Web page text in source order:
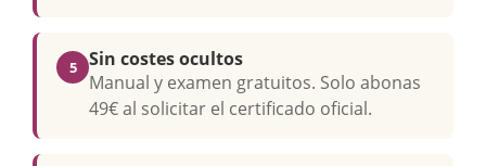
5
Sin costes ocultos
Manual y examen gratuitos. Solo abonas
49€ al solicitar el certificado oficial.